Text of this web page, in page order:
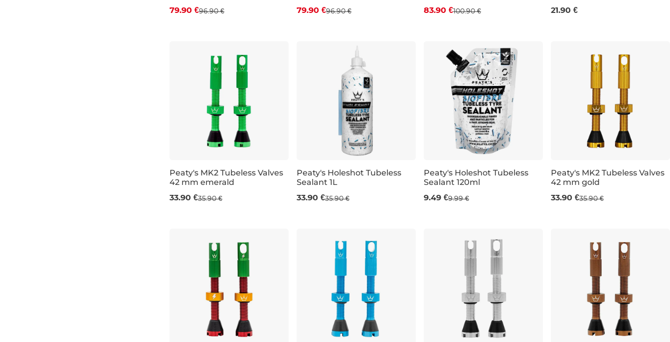
79.90 €96.90 € 79.90 €96.90 € 83.90 €100.90 € 21.90 €
Peaty's MK2 Tubeless Valves
42 mm emerald
33.90 €35.90 €
Peaty's Holeshot Tubeless
Sealant 1L
33.90 €35.90 €
Peaty's Holeshot Tubeless
Sealant 120ml
9.49 €9.99 €
Peaty's MK2 Tubeless Valves
42 mm gold
33.90 €35.90 €